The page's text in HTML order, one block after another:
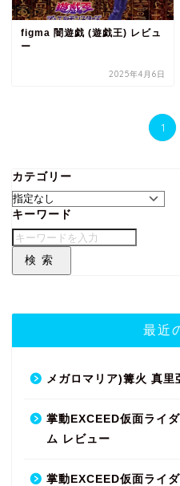
figma 闇遊戯 (遊戯王) レビュ
ー
2025年4月6日
1
カテゴリー
キーワード
検索
最近
メガロマリア)篝火 真
掌動EXCEED仮面ライ
ム レビュー
掌動EXCEED仮面ライ